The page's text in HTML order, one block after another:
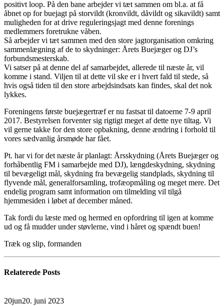
positivt loop. På den bane arbejder vi tæt sammen om bl.a. at få
åbnet op for buejagt på storvildt (kronvildt, dåvildt og sikavildt) samt
muligheden for at drive reguleringsjagt med denne forenings
medlemmers foretrukne våben.
Så arbejder vi tæt sammen med den store jagtorganisation omkring
sammenlægning af de to skydninger: Årets Buejæger og DJ’s
forbundsmesterskab.
Vi satser på at denne del af samarbejdet, allerede til næste år, vil
komme i stand. Viljen til at dette vil ske er i hvert fald til stede, så
hvis også tiden til den store arbejdsindsats kan findes, skal det nok
lykkes.
Foreningens første buejægertræf er nu fastsat til datoerne 7-9 april
2017. Bestyrelsen forventer sig rigtigt meget af dette nye tiltag. Vi
vil gerne takke for den store opbakning, denne ændring i forhold til
vores sædvanlig årsmøde har fået.
Pt. har vi for det næste år planlagt: Årsskydning (Årets Buejæger og
forhåbentlig FM i samarbejde med DJ), længdeskydning, skydning
til bevægeligt mål, skydning fra bevægelig standplads, skydning til
flyvende mål, generalforsamling, trofæopmåling og meget mere. Det
endelig program samt information om tilmelding vil tilgå
hjemmesiden i løbet af december måned.
Tak fordi du læste med og hermed en opfordring til igen at komme
ud og få mudder under støvlerne, vind i håret og spændt buen!
Træk og slip, formanden
Relaterede Posts
20jun20. juni 2023